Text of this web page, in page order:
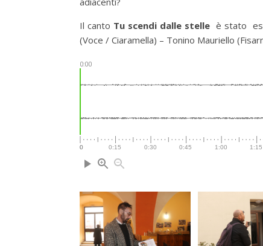
Il canto Tu scendi dalle stelle è stato
(Voce / Ciaramella) – Tonino Mauriello
0:00